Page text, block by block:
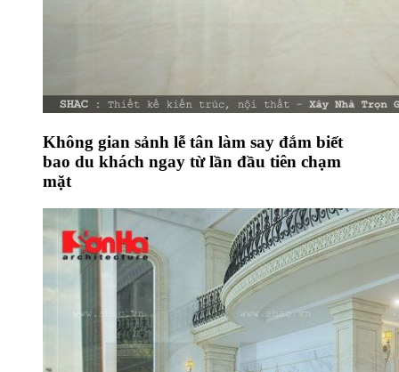
Không gian sảnh lễ tân làm say đắm biết
bao du khách ngay từ lần đầu tiên chạm
mặt